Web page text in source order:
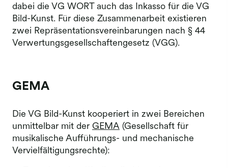
dabei die VG WORT auch das Inkasso für die VG
Bild-Kunst. Für diese Zusammenarbeit existieren
zwei Repräsentationsvereinbarungen nach § 44
Verwertungsgesellschaftengesetz (VGG).
GEMA
Die VG Bild-Kunst kooperiert in zwei Bereichen
unmittelbar mit der GEMA (Gesellschaft für
musikalische Aufführungs- und mechanische
Vervielfältigungsrechte):